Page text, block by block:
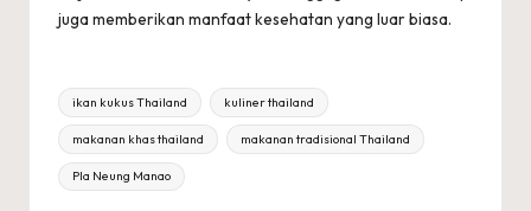
juga memberikan manfaat kesehatan yang luar biasa.
Tags:
ikan kukus Thailand kuliner thailand
makanan khas thailand makanan tradisional Thailand
Pla Neung Manao